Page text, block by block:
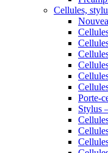
Cellules,
Porte-
Stylus